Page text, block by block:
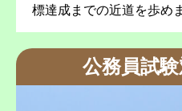
標達成までの近道を歩め
公務員試